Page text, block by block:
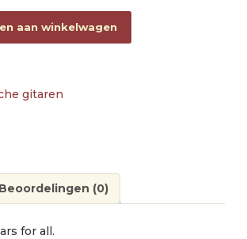
lefty with flamed maple top natural
aan winkelwagen
gitaren
Beoordelingen (0)
for all.